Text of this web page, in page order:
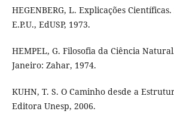
HEGENBERG, L. Explicações Científicas.
E.P.U., EdUSP, 1973.
HEMPEL, G. Filosofia da Ciência
Janeiro: Zahar, 1974.
KUHN, T. S. O Caminho desde a
Editora Unesp, 2006.